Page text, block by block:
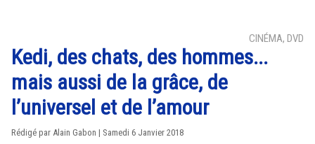
CINÉMA, DVD
Kedi, des chats, des hommes...
mais aussi de la grâce, de
l’universel et de l’amour
Rédigé par Alain Gabon | Samedi 6 Janvier 2018